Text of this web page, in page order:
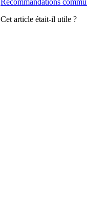
Cet article était-il utile ?